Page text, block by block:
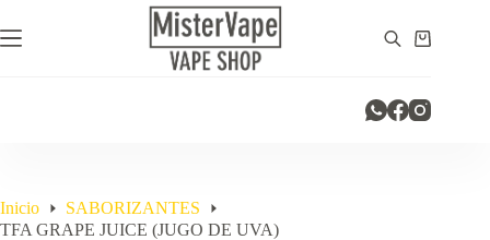
al
contenido
Carro
Inicio
SABORIZANTES
TFA GRAPE JUICE (JUGO DE UVA)